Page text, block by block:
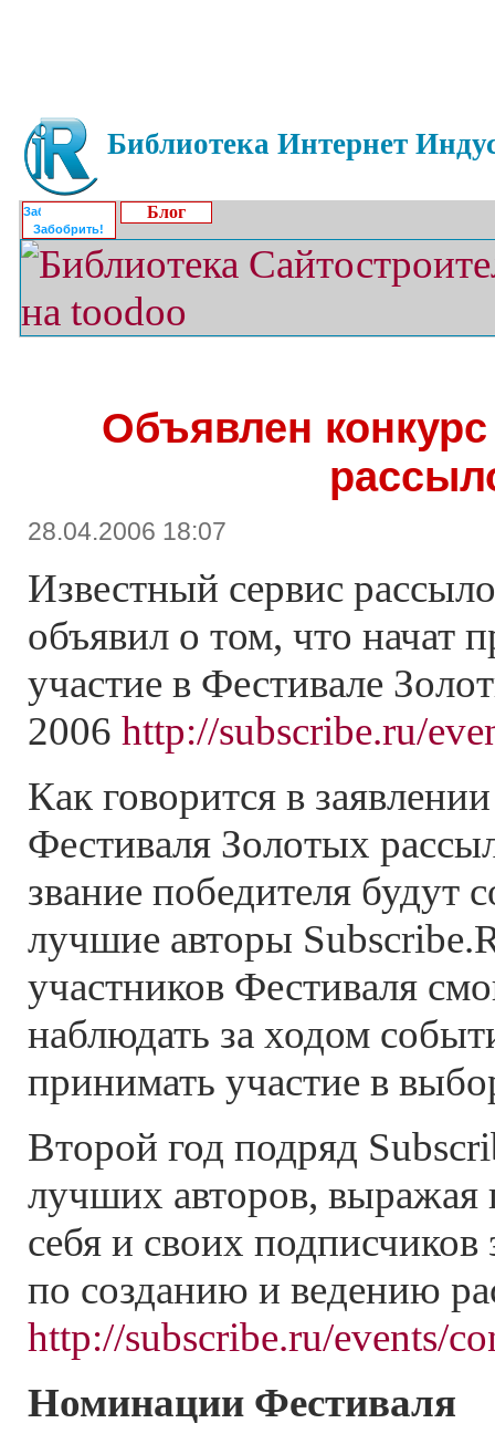
Библиотека Интернет
Забобрить!
Блог
Объявлен
28.04.2006 18:07
Известный сервис
объявил о том, что начат
участие в Фестивале
2006 http://subscribe.ru/
Как говорится в
Фестиваля Золотых
звание победителя будут
лучшие авторы
участников Фестиваля
наблюдать за ходом
принимать участие в
Второй год подряд
лучших авторов, выражая
себя и своих
по созданию и ведению
http://subscribe.ru/events/
Номинации Фестиваля